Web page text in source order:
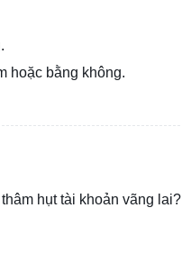
hoặc bằng không.
hụt tài khoản vãng lai?